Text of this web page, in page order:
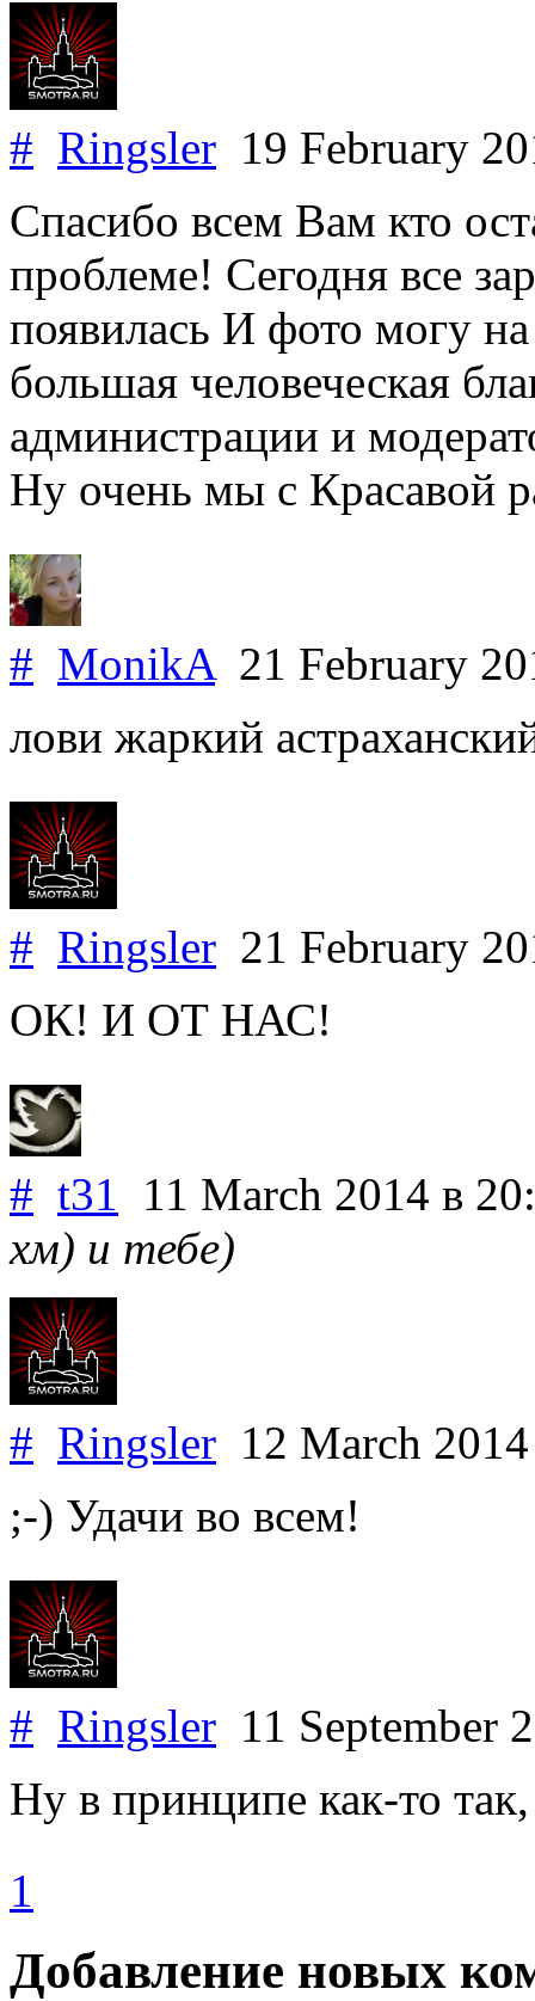
# Ringsler 19 February
Спасибо всем Вам кто
проблеме! Сегодня все
появилась И фото могу
большая человеческая
администрации и
Ну очень мы с Красавой
# MonikA21 February
лови жаркий
# Ringsler 21 February
ОК! И ОТ НАС!
# t31 11 March 2014 в
хм) и тебе)
# Ringsler 12 March
;-) Удачи во всем!
# Ringsler 11 September
Ну в принципе как-то
1
Добавление новых